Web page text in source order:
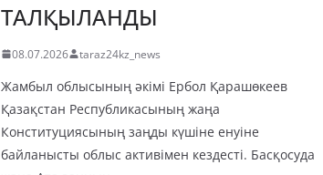
ТАЛҚЫЛАНДЫ
08.07.2026 taraz24kz_news
Жамбыл облысының әкімі Ербол Қарашөкеев
Қазақстан Республикасының жаңа
Конституциясының заңды күшіне енуіне
байланысты облыс активімен кездесті. Басқосуда